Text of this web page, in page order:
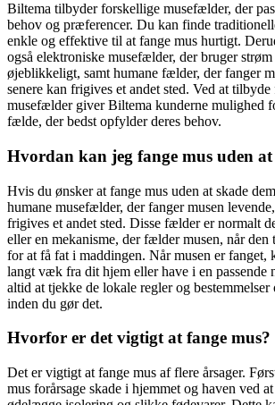
Biltema tilbyder forskellige musefælder, der
behov og præferencer. Du kan finde
enkle og effektive til at fange mus hurtigt.
også elektroniske musefælder, der bruger
øjeblikkeligt, samt humane fælder, der fanger
senere kan frigives et andet sted. Ved at
musefælder giver Biltema kunderne mulighed
fælde, der bedst opfylder deres behov.
Hvordan kan jeg fange mus uden at
Hvis du ønsker at fange mus uden at skade
humane musefælder, der fanger musen
frigives et andet sted. Disse fælder er normalt
eller en mekanisme, der fælder musen, når
for at få fat i maddingen. Når musen er fanget,
langt væk fra dit hjem eller have i en passende
altid at tjekke de lokale regler og
inden du gør det.
Hvorfor er det vigtigt at fange mus?
Det er vigtigt at fange mus af flere årsager.
mus forårsage skade i hjemmet og haven ved